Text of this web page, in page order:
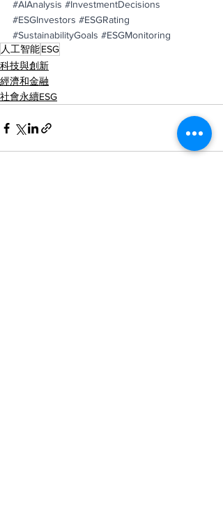
#AIAnalysis #InvestmentDecisions
#ESGInvestors #ESGRating
#SustainabilityGoals #ESGMonitoring
人工智能ESG
科技與創新
經濟和金融
社會永續ESG